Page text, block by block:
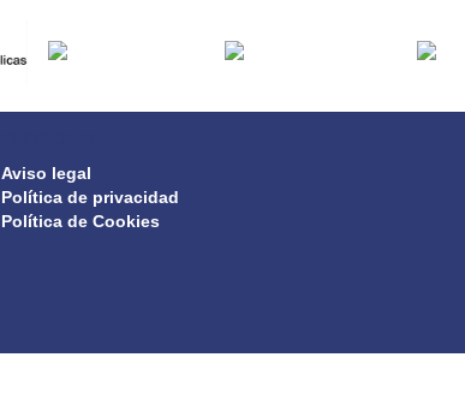
Aviso legal
Política de privacidad
Política de Cookies